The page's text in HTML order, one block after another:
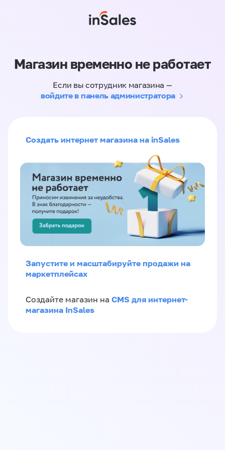
Магазин временно не работает
Если вы сотрудник магазина —
войдите в панель администратора
Создать интернет магазина на inSales
Запустите и масштабируйте продажи на
маркетплейсах
Создайте магазин на CMS для интернет-
магазина InSales